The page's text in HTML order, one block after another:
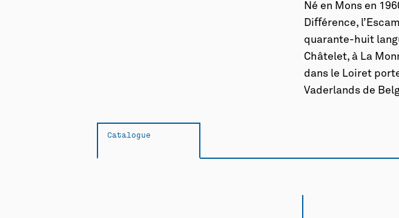
Né en Mons en
Diﬀérence,
quarante-huit
Châtelet, à La
dans le Loiret
Vaderlands de
Catalogue